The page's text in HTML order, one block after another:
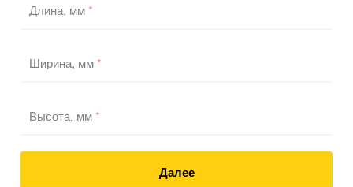
Длина, мм*
Ширина, мм*
Высота, мм*
Далее